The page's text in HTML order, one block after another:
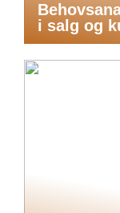
i salg og